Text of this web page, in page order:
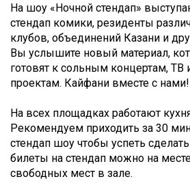
На шоу «Ночной стендап»
стендап комики, резиденты
клубов, объединений Казани и
Вы услышите новый материал,
готовят к сольным концертам, ТВ
проектам. Кайфани вместе с нами!
На всех площадках работают
Рекомендуем приходить за 30
стендап шоу чтобы успеть
билеты на стендап можно на
свободных мест в зале.